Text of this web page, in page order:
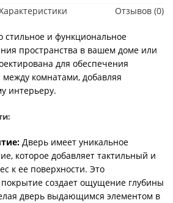
Отзывов (0)
стильное и функциональное
пространства в вашем доме или
для обеспечения
комнатами, добавляя
интерьеру.
Дверь имеет уникальное
которое добавляет тактильный и
к ее поверхности. Это
покрытие создает ощущение глубины
дверь выдающимся элементом в